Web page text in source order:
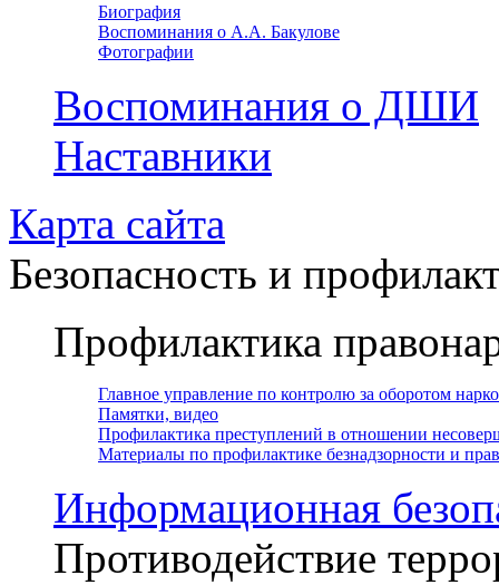
Биография
Воспоминания о А.А. Бакулове
Фотографии
Воспоминания о ДШИ
Наставники
Карта сайта
Безопасность и
Профилактика
Главное управление по контролю за оборотом
Памятки, видео
Профилактика преступлений в отношении
Материалы по профилактике безнадзорности и
Информационная
Противодействие